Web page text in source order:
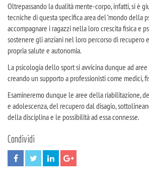
Oltrepassando la dualità mente-corpo, infatti, si è
tecniche di questa specifica area del ‘mondo della
accompagnare i ragazzi nella loro crescita fisica e
sostenere gli anziani nel loro percorso di recupero
propria salute e autonomia.
La psicologia dello sport si avvicina dunque ad
creando un supporto a professionisti come medici,
Esamineremo dunque le aree della riabilitazione,
e adolescenza, del recupero dal disagio,
della disciplina e le possibilità ad essa connesse.
Condividi